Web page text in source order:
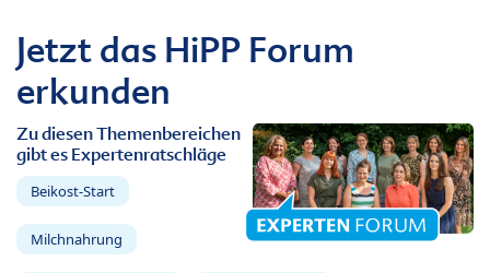
Jetzt das HiPP Forum
erkunden
Zu diesen Themenbereichen
gibt es Expertenratschläge
Beikost-Start
Milchnahrung